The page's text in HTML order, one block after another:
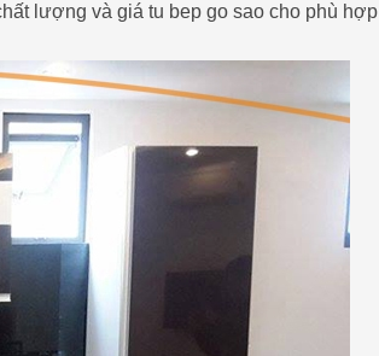
lượng và giá tu bep go sao cho phù hợp